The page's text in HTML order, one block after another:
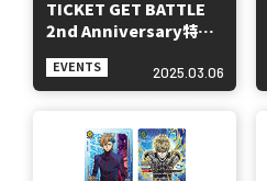
TICKET GET BATTLE
2nd Anniversary特別
EVENTS 2025.03.06